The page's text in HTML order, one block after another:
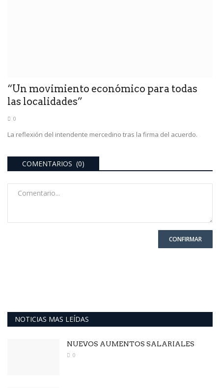
“Un movimiento económico para todas
las localidades”
0
La reflexión del intendente mercedino tras la firma del acuerdo.
COMENTARIOS (0)
CONFIRMAR
NOTICIAS MAS LEÍDAS
NUEVOS AUMENTOS SALARIALES
0